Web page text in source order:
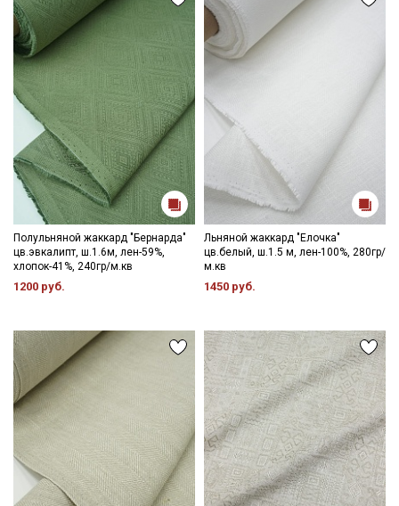
Полульняной жаккард "Бернарда"
цв.эвкалипт, ш.1.6м, лен-59%,
хлопок-41%, 240гр/м.кв
1200 руб.
Льняной жаккард "Елочка"
цв.белый, ш.1.5 м, лен-100%, 280гр/
м.кв
1450 руб.